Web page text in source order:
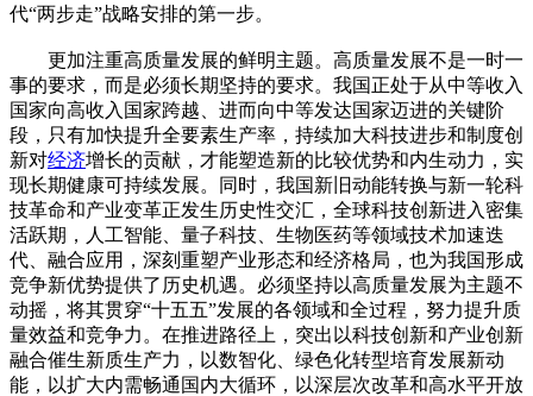
代“两步走”战略安排的第一步。
更加注重高质量发展的鲜明主题。高质量发展不是一时一
事的要求，而是必须长期坚持的要求。我国正处于从中等收入
国家向高收入国家跨越、进而向中等发达国家迈进的关键阶
段，只有加快提升全要素生产率，持续加大科技进步和制度创
新对经济增长的贡献，才能塑造新的比较优势和内生动力，实
现长期健康可持续发展。同时，我国新旧动能转换与新一轮科
技革命和产业变革正发生历史性交汇，全球科技创新进入密集
活跃期，人工智能、量子科技、生物医药等领域技术加速迭
代、融合应用，深刻重塑产业形态和经济格局，也为我国形成
竞争新优势提供了历史机遇。必须坚持以高质量发展为主题不
动摇，将其贯穿“十五五”发展的各领域和全过程，努力提升质
量效益和竞争力。在推进路径上，突出以科技创新和产业创新
融合催生新质生产力，以数智化、绿色化转型培育发展新动
能，以扩大内需畅通国内大循环，以深层次改革和高水平开放